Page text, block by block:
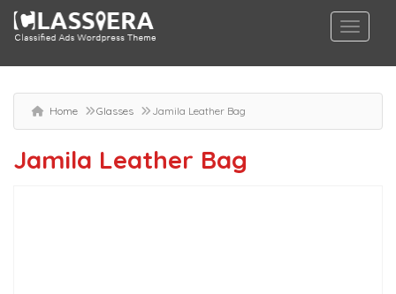
Home Glasses Jamila Leather Bag
Jamila Leather Bag